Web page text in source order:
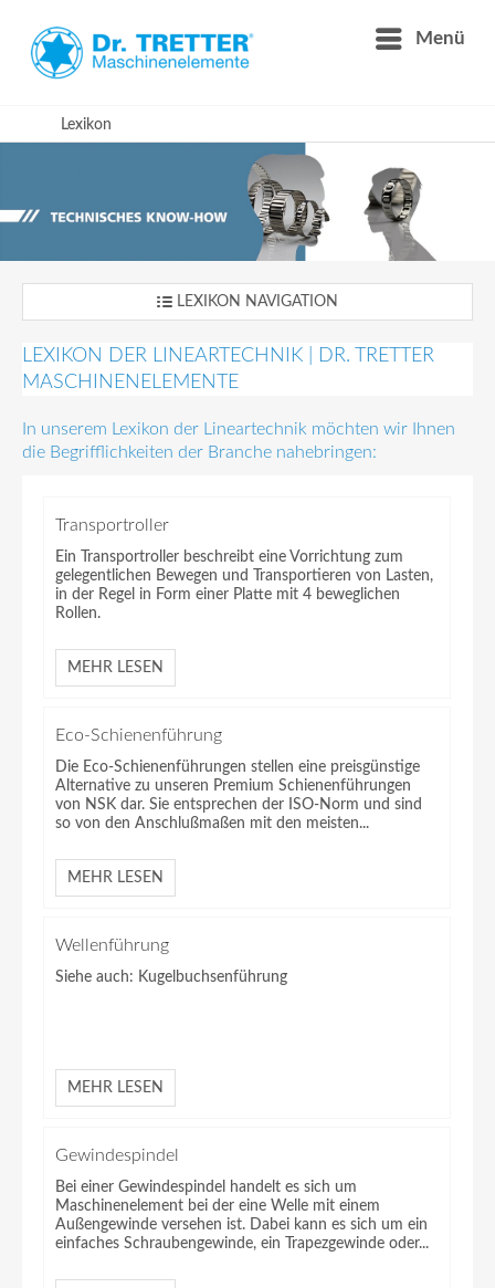
Menü
Lexikon
LEXIKON NAVIGATION
LEXIKON DER LINEARTECHNIK | DR. TRETTER
MASCHINENELEMENTE
In unserem Lexikon der Lineartechnik möchten wir Ihnen
die Begrifflichkeiten der Branche nahebringen:
Transportroller
Ein Transportroller beschreibt eine Vorrichtung zum
gelegentlichen Bewegen und Transportieren von Lasten,
in der Regel in Form einer Platte mit 4 beweglichen
Rollen.
MEHR LESEN
Eco-Schienenführung
Die Eco-Schienenführungen stellen eine preisgünstige
Alternative zu unseren Premium Schienenführungen
von NSK dar. Sie entsprechen der ISO-Norm und sind
so von den Anschlußmaßen mit den meisten...
MEHR LESEN
Wellenführung
Siehe auch: Kugelbuchsenführung
MEHR LESEN
Gewindespindel
Bei einer Gewindespindel handelt es sich um
Maschinenelement bei der eine Welle mit einem
Außengewinde versehen ist. Dabei kann es sich um ein
einfaches Schraubengewinde, ein Trapezgewinde oder...